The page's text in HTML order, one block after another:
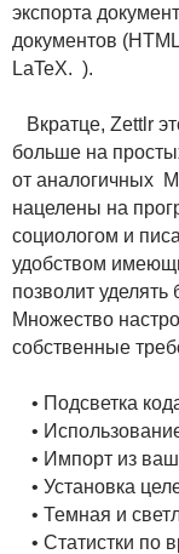
экспорта
документов
LaTeX. ).
Вкратце, Zettlr
больше на
от аналогичных
нацелены на
социологом и
удобством
позволит
Множество
собственные
• Подсветка
•
• Импорт из
• Установка
• Темная и
• Статистки по